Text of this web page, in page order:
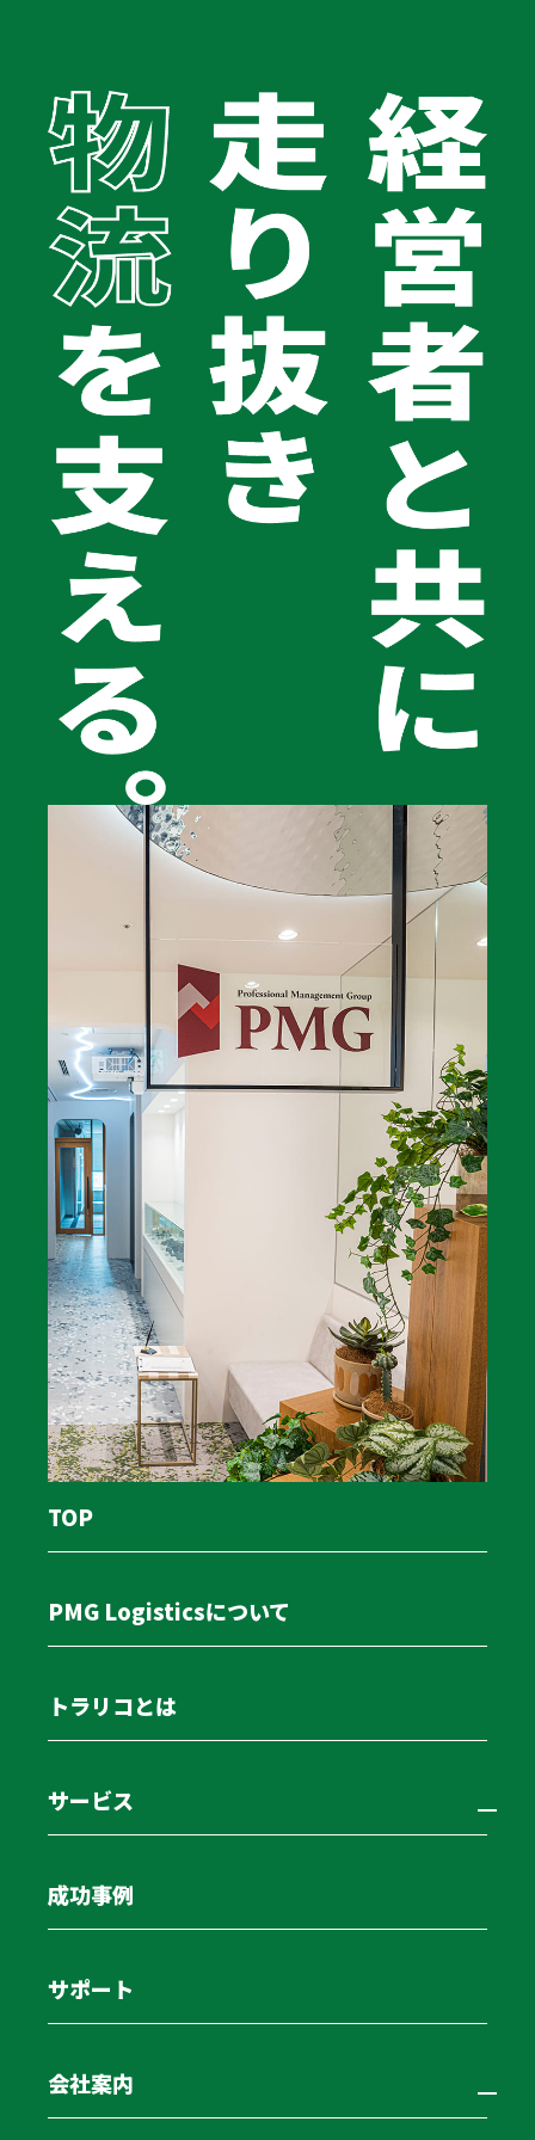
会社概要
経営理念
代表メッセージ
グループ企業
健康宣言2025
お問い合わせ
0120-062-194
受付時間 平日9:00〜18:00
TOP
PMG Logisticsについて
トラリコとは
サービス
成功事例
サポート
会社案内
物流財務サポート 2024.05.09
金融機関借入以外のさまざまな資金調達
方法
中小企業が資金を確保する手段は多岐にわたります。
金融機関からの融資は企業運営にとって不可欠ですが、
赤字や税金の未納といった状況では融資が難しくなりま
す。
また、新商品の開発のための融資は審査に時間がかかる
ことがありますし、少額の融資でも審査が必要であり、
経営者の連帯保証が求められることもあります。
そのため、中小企業はファクタリングなどの借入以外の
方法も知っておくと、資金繰りをスムーズに進めること
ができます。
金融機関による借入以外の資金調達方法のメリッ
トとデメリット
金融機関からの借入に頼らずに資金を調達することに
は、急な資金不足への対応や、金融機関の審査を受ける
必要がないなどのメリットがありますが、必要な金額を
確保できない可能性や、借りるよりも高いコストがかか
ることが挙げられます。
中小企業が借入以外の資金調達を行う代表的な方法に
は、以下のものがあります。
・社債の発行
・ノンバンクからの融資
・ファクタリングの活用
・車両リースバックの実行
・クラウドファンディングの募集
・ソーシャルレンディングの利用
ファクタリングについて
ファクタリングにおいては、取引先からの債権を売却
し、現金化する手法です。売掛金の入金を待つ必要がな
いため、中小企業にとっては利便性が高いです。
ファクタリングにはいくつかのタイプがあります。例え
契約する買取型や、利用者とファクタリング会社、売掛
ただし、ファクタリングは利用者の信用に影響を与える
場合もあるため、信頼できるファクタリング会社を選ぶ
車両リースバックについて
車両リースバックとは、現在自社が所有している車両な
どをリース会社へ売却し、売却後に賃借することで、
そのまま継続的に利用する資金調達方法です。
売却により、一時にまとまった収入を得ることができる